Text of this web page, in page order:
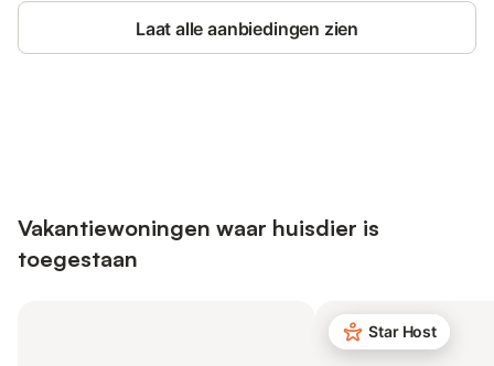
Laat alle aanbiedingen zien
Vakantiewoningen waar huisdier is
toegestaan
Star Host